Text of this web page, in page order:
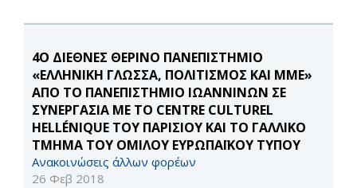
4Ο ΔΙΕΘΝΕΣ ΘΕΡΙΝΟ ΠΑΝΕΠΙΣΤΗΜΙΟ
«ΕΛΛΗΝΙΚΗ ΓΛΩΣΣΑ, ΠΟΛΙΤΙΣΜΟΣ ΚΑΙ ΜΜΕ»
ΑΠΟ ΤΟ ΠΑΝΕΠΙΣΤΗΜΙΟ ΙΩΑΝΝΙΝΩΝ ΣΕ
ΣΥΝΕΡΓΑΣΙΑ ΜΕ ΤΟ CENTRE CULTUREL
HELLÉNIQUE ΤΟΥ ΠΑΡΙΣΙΟΥ ΚΑΙ ΤΟ ΓΑΛΛΙΚΟ
ΤΜΗΜΑ ΤΟΥ ΟΜΙΛΟΥ ΕΥΡΩΠΑΪΚΟΥ ΤΥΠΟΥ
Ανακοινώσεις άλλων φορέων
26 Φεβ 2018